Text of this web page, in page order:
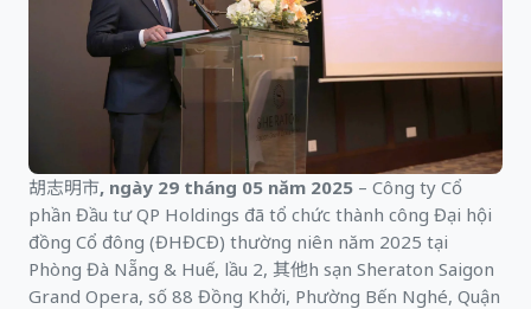
胡志明市, ngày 29 tháng 05 năm 2025 – Công ty Cổ
phần Đầu tư QP Holdings đã tổ chức thành công Đại hội
đồng Cổ đông (ĐHĐCĐ) thường niên năm 2025 tại
Phòng Đà Nẵng & Huế, lầu 2, 其他h sạn Sheraton Saigon
Grand Opera, số 88 Đồng Khởi, Phường Bến Nghé, Quận